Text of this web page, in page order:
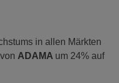
in allen Märkten
von ADAMA um 24% auf